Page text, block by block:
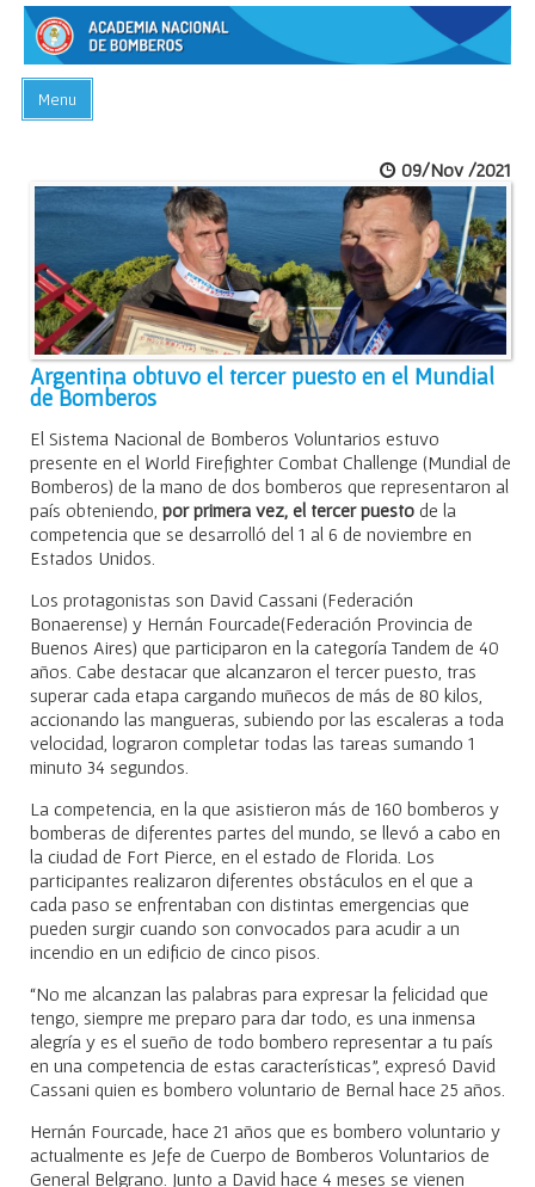
Menu
ACADEMIA
PREGUNTAS FRECUENTES
BIBLIOTECA
EVENTOS
CONTACTO
09/Nov /2021
Argentina obtuvo el tercer puesto en el Mundial
de Bomberos
El Sistema Nacional de Bomberos Voluntarios estuvo
presente en el World Firefighter Combat Challenge (Mundial de
Bomberos) de la mano de dos bomberos que representaron al
país obteniendo, por primera vez, el tercer puesto de la
competencia que se desarrolló del 1 al 6 de noviembre en
Estados Unidos.
Los protagonistas son David Cassani (Federación
Bonaerense) y Hernán Fourcade(Federación Provincia de
Buenos Aires) que participaron en la categoría Tandem de 40
años. Cabe destacar que alcanzaron el tercer puesto, tras
superar cada etapa cargando muñecos de más de 80 kilos,
accionando las mangueras, subiendo por las escaleras a toda
velocidad, lograron completar todas las tareas sumando 1
minuto 34 segundos.
La competencia, en la que asistieron más de 160 bomberos y
bomberas de diferentes partes del mundo, se llevó a cabo en
la ciudad de Fort Pierce, en el estado de Florida. Los
participantes realizaron diferentes obstáculos en el que a
cada paso se enfrentaban con distintas emergencias que
pueden surgir cuando son convocados para acudir a un
incendio en un edificio de cinco pisos.
“No me alcanzan las palabras para expresar la felicidad que
tengo, siempre me preparo para dar todo, es una inmensa
alegría y es el sueño de todo bombero representar a tu país
en una competencia de estas características”, expresó David
Cassani quien es bombero voluntario de Bernal hace 25 años.
Hernán Fourcade, hace 21 años que es bombero voluntario y
actualmente es Jefe de Cuerpo de Bomberos Voluntarios de
General Belgrano. Junto a David hace 4 meses se vienen